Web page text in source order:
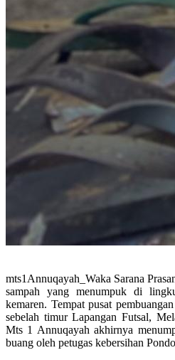
mts1Annuqayah_Waka Sarana
sampah yang menumpuk di
kemaren. Tempat pusat
sebelah timur Lapangan Futsal,
Mts 1 Annuqayah akhirnya
buang oleh petugas kebersihan